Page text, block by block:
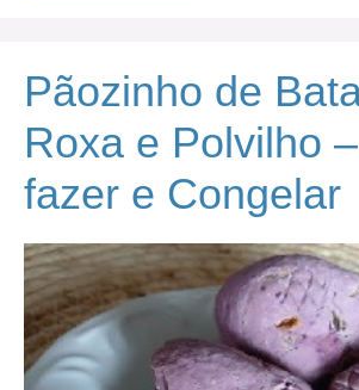
Pãozinho de
Roxa e Polvilho
fazer e Congelar